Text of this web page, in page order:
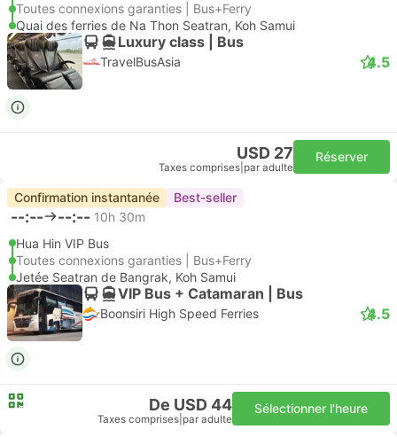
Toutes connexions garanties | Bus+Ferry
Quai des ferries de Na Thon Seatran, Koh Samui
Luxury class | Bus
TravelBusAsia 4.5
USD 27
Taxes comprises par adulte
Réserver
Confirmation instantanée Best-seller
--:-- --:-- 10h 30m
Hua Hin VIP Bus
Toutes connexions garanties | Bus+Ferry
Jetée Seatran de Bangrak, Koh Samui
VIP Bus + Catamaran | Bus
Boonsiri High Speed Ferries 4.5
De USD 44
Taxes comprises par adulte
Sélectionner l'heure